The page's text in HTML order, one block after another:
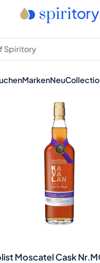
MarkenNeu
Moscatel Cask